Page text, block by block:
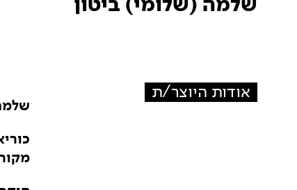
אודות היוצר/ת